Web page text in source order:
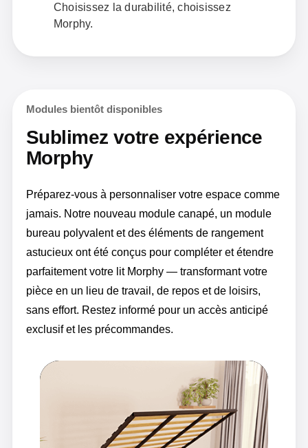
Choisissez la durabilité, choisissez
Morphy.
Modules bientôt disponibles
Sublimez votre expérience
Morphy
Préparez-vous à personnaliser votre espace comme
jamais. Notre nouveau module canapé, un module
bureau polyvalent et des éléments de rangement
astucieux ont été conçus pour compléter et étendre
parfaitement votre lit Morphy — transformant votre
pièce en un lieu de travail, de repos et de loisirs,
sans effort. Restez informé pour un accès anticipé
exclusif et les précommandes.